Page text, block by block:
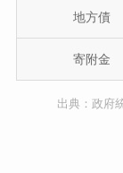
地方債
寄附金
出典：政府